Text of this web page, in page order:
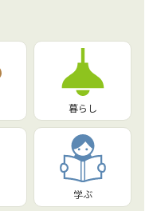
暮らし
学ぶ